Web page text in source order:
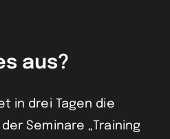
aus?
in drei Tagen die
Seminare „Training